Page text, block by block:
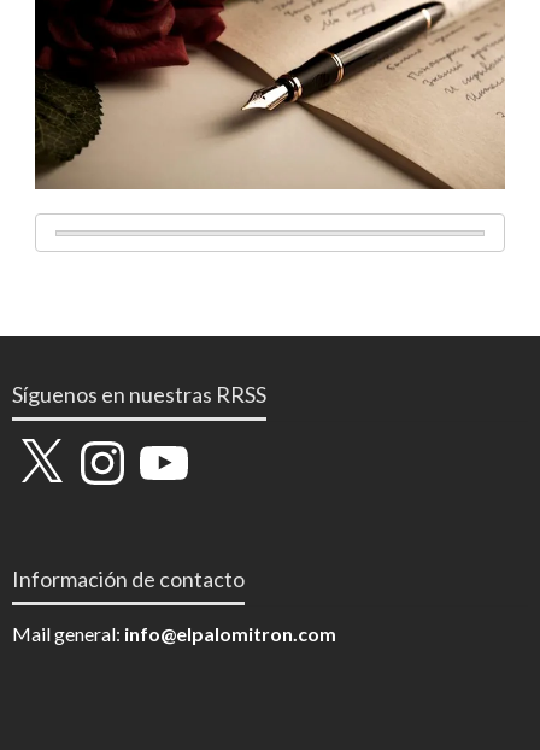
Síguenos en nuestras RRSS
X InstagramYouTube
Información de contacto
Mail general: info@elpalomitron.com